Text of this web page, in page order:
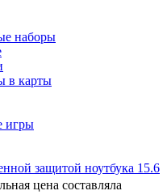
наборы
в карты
игры
защитой ноутбука 15.6
цена составляла